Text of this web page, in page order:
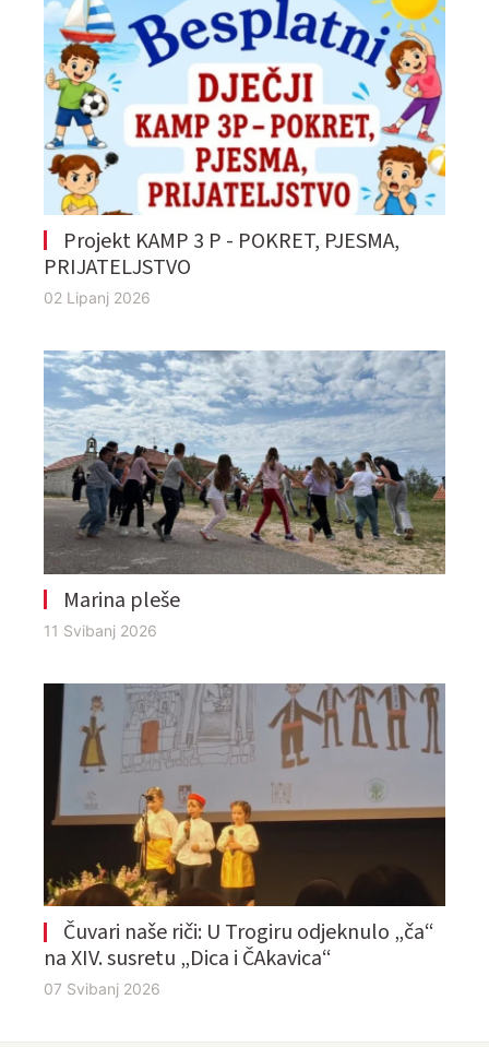
Projekt KAMP 3 P - POKRET, PJESMA,
PRIJATELJSTVO
02 Lipanj 2026
Marina pleše
11 Svibanj 2026
Čuvari naše riči: U Trogiru odjeknulo „ča“
na XIV. susretu „Dica i ČAkavica“
07 Svibanj 2026